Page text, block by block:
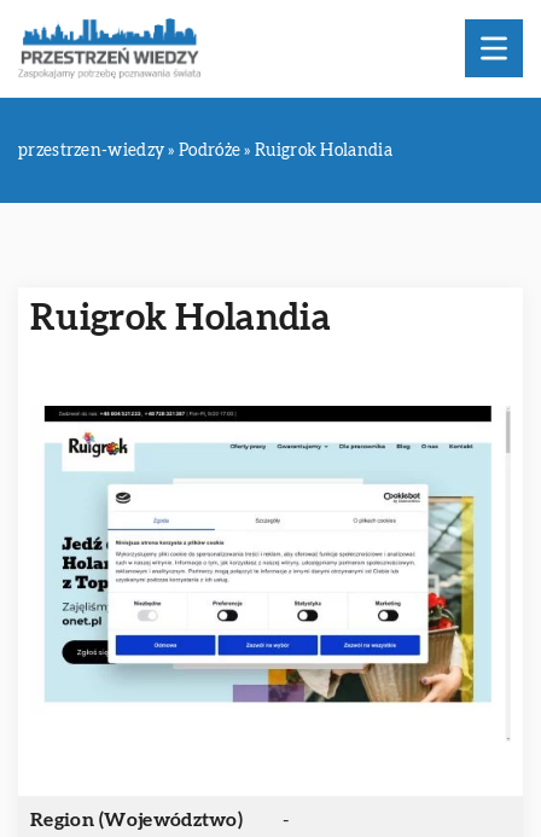
przestrzen-wiedzy »Podróże »Ruigrok Holandia
Ruigrok Holandia
Region (Województwo) -